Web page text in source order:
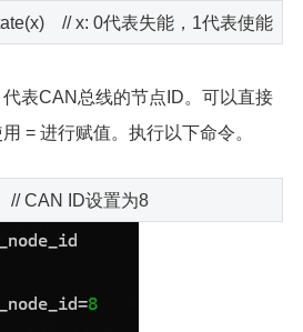
// x: 0代表失能，1代表使能
表CAN总线的节点ID。可以直接
= 进行赋值。执行以下命令。
CAN ID设置为8